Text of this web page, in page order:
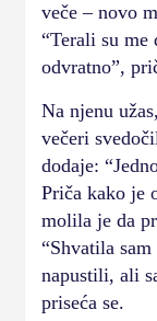
veče – novo
“Terali su me
odvratno”,
Na njenu
večeri
dodaje:
Priča kako je
molila je da
“Shvatila
napustili, ali
priseća se.